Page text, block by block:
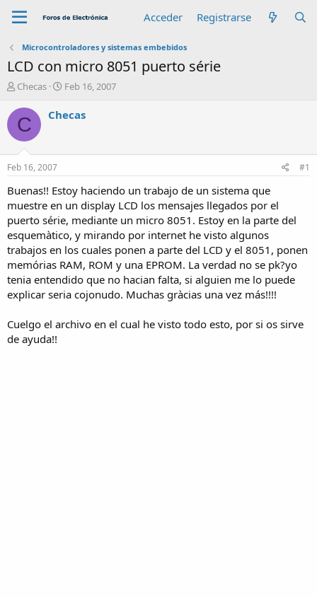
Acceder Registrarse
Microcontroladores y sistemas embebidos
LCD con micro 8051 puerto série
A
t
o
r
Checas
F
c
n
c
i
o
Feb 16, 2007
C Checas
Feb 16, 2007 #1
Buenas!! Estoy haciendo un trabajo de un sistema que
muestre en un display LCD los mensajes llegados por el
puerto série, mediante un micro 8051. Estoy en la parte del
esquemàtico, y mirando por internet he visto algunos
trabajos en los cuales ponen a parte del LCD y el 8051, ponen
memórias RAM, ROM y una EPROM. La verdad no se pk?yo
tenia entendido que no hacian falta, si alguien me lo puede
explicar seria cojonudo. Muchas gràcias una vez más!!!!
Cuelgo el archivo en el cual he visto todo esto, por si os sirve
de ayuda!!